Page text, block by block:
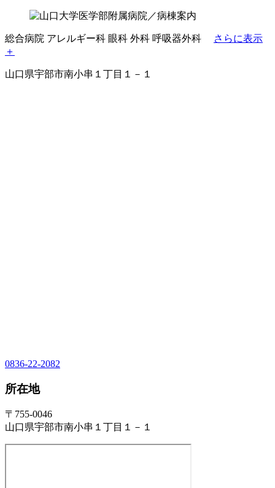
総合病院 アレルギー科 眼科 外科 呼吸器外科
さらに表示
＋
山口県宇部市南小串１丁目１－１
0836-22-2082
所在地
〒755-0046
山口県宇部市南小串１丁目１－１